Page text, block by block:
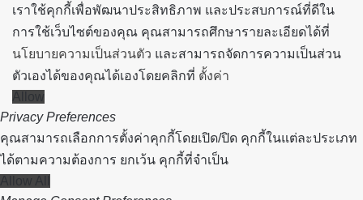
เราใช้คุกกี้เพื่อพัฒนาประสิทธิภาพ และประสบการณ์ที่ดีใน
การใช้เว็บไซต์ของคุณ คุณสามารถศึกษารายละเอียดได้ที่
นโยบายความเป็นส่วนตัว และสามารถจัดการความเป็นส่วน
ตัวเองได้ของคุณได้เองโดยคลิกที่ ตั้งค่า
Allow
Privacy Preferences
คุณสามารถเลือกการตั้งค่าคุกกี้โดยเปิด/ปิด คุกกี้ในแต่ละประเภท
ได้ตามความต้องการ ยกเว้น คุกกี้ที่จำเป็น
Allow All